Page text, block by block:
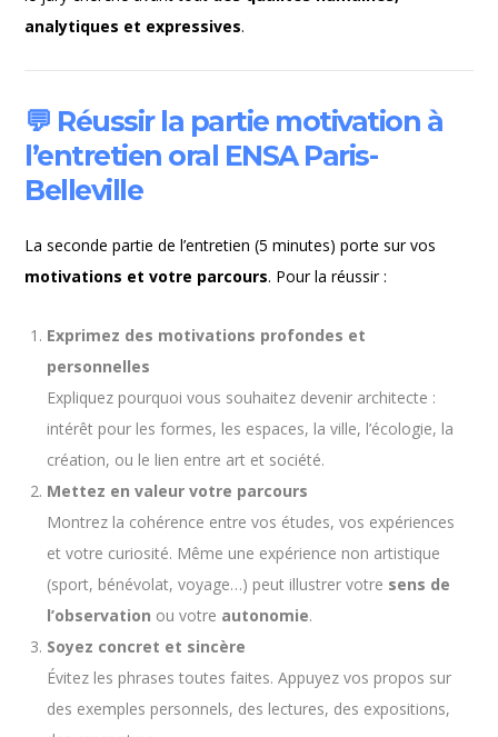
analytiques et expressives.
💬 Réussir la partie motivation à
l’entretien oral ENSA Paris-
Belleville
La seconde partie de l’entretien (5 minutes) porte sur vos
motivations et votre parcours. Pour la réussir :
Exprimez des motivations profondes et
personnelles
Expliquez pourquoi vous souhaitez devenir architecte :
intérêt pour les formes, les espaces, la ville, l’écologie, la
création, ou le lien entre art et société.
Mettez en valeur votre parcours
Montrez la cohérence entre vos études, vos expériences
et votre curiosité. Même une expérience non artistique
(sport, bénévolat, voyage…) peut illustrer votre sens de
l’observation ou votre autonomie.
Soyez concret et sincère
Évitez les phrases toutes faites. Appuyez vos propos sur
des exemples personnels, des lectures, des expositions,